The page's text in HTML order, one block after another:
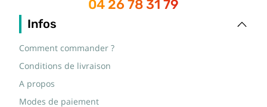
04 26 78 31 79
Infos
Comment commander ?
Conditions de livraison
A propos
Modes de paiement